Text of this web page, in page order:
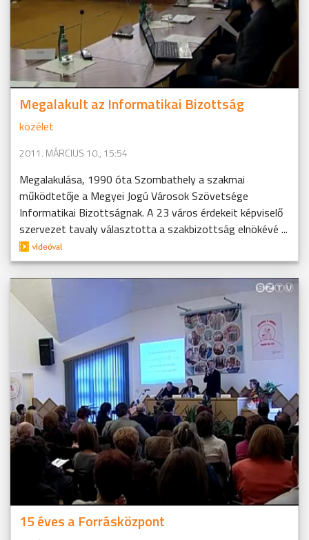
Megalakult az Informatikai Bizottság
közélet
2011. MÁRCIUS 10., 15:54
Megalakulása, 1990 óta Szombathely a szakmai
működtetője a Megyei Jogú Városok Szövetsége
Informatikai Bizottságnak. A 23 város érdekeit képviselő
szervezet tavaly választotta a szakbizottság elnökévé ...
15 éves a Forrásközpont